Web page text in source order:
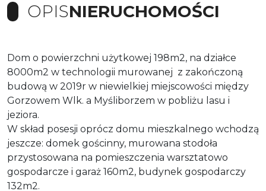
OPISNIERUCHOMOŚCI
Dom o powierzchni użytkowej 198m2, na działce
8000m2 w technologii murowanej z zakończoną
budową w 2019r w niewielkiej miejscowości między
Gorzowem Wlk. a Myśliborzem w pobliżu lasu i
jeziora.
W skład posesji oprócz domu mieszkalnego wchodzą
jeszcze: domek gościnny, murowana stodoła
przystosowana na pomieszczenia warsztatowo
gospodarcze i garaż 160m2, budynek gospodarczy
132m2.